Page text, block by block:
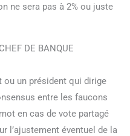
ne sera pas à 2% ou juste
DE BANQUE
ou un président qui dirige
entre les faucons
en cas de vote partagé
l’ajustement éventuel de la